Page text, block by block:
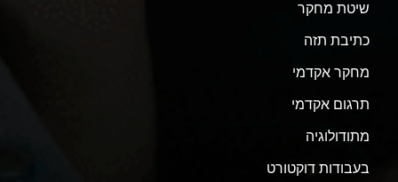
שיטת מחקר
כתיבת תזה
מחקר אקדמי
תרגום אקדמי
מתודולוגיה
בעבודות דוקטורט